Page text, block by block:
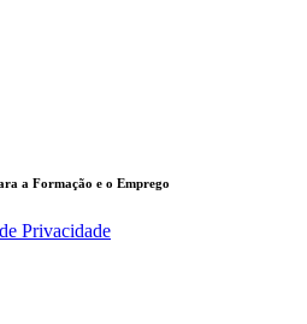
a Formação e o Emprego
Privacidade